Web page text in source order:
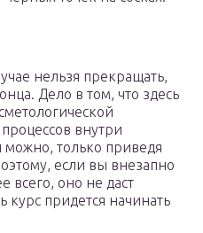
нельзя прекращать,
Дело в том, что здесь
внутри
можно, только приведя
если вы внезапно
всего, оно не даст
курс придется начинать